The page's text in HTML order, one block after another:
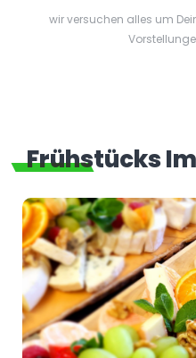
wir versuchen alles um
Frühstücks